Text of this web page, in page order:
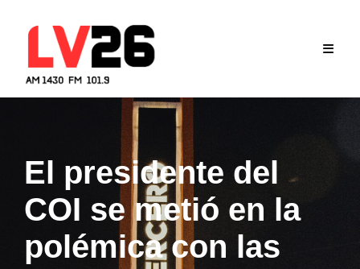
content
El presidente del
COI se metió en la
polémica con las